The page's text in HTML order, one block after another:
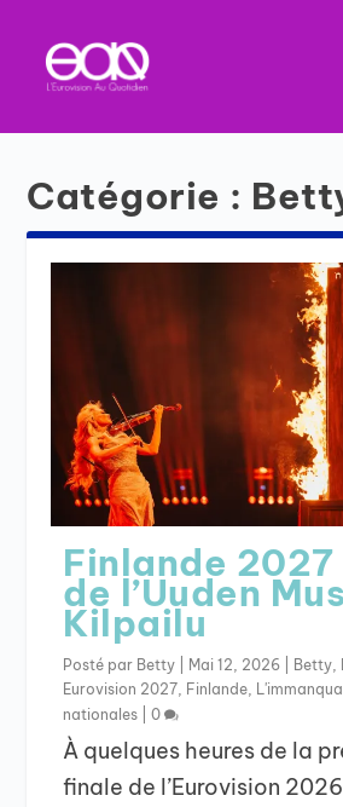
Catégorie :
Finlande
de l’Uuden
Kilpailu
Posté par Betty Mai 12, 2026 Betty
Eurovision 2027 Finlande
nationales |0
À quelques heures de la
finale de l’Eurovision